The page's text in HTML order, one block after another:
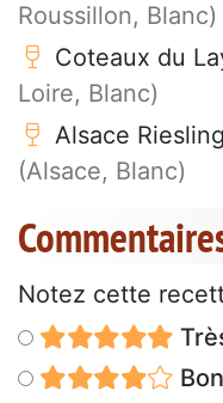
Roussillon, Blanc)
Coteaux du
Loire, Blanc)
Alsace
(Alsace, Blanc)
Notez cette
Bon